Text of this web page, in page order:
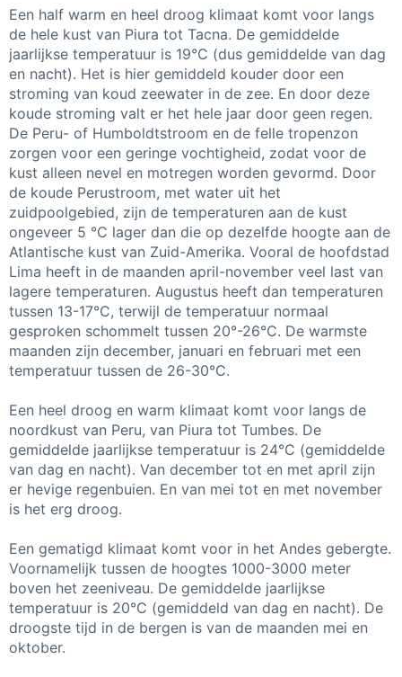
Een half warm en heel droog klimaat komt voor langs
de hele kust van Piura tot Tacna. De gemiddelde
jaarlijkse temperatuur is 19°C (dus gemiddelde van dag
en nacht). Het is hier gemiddeld kouder door een
stroming van koud zeewater in de zee. En door deze
koude stroming valt er het hele jaar door geen regen.
De Peru- of Humboldtstroom en de felle tropenzon
zorgen voor een geringe vochtigheid, zodat voor de
kust alleen nevel en motregen worden gevormd. Door
de koude Perustroom, met water uit het
zuidpoolgebied, zijn de temperaturen aan de kust
ongeveer 5 °C lager dan die op dezelfde hoogte aan de
Atlantische kust van Zuid-Amerika. Vooral de hoofdstad
Lima heeft in de maanden april-november veel last van
lagere temperaturen. Augustus heeft dan temperaturen
tussen 13-17°C, terwijl de temperatuur normaal
gesproken schommelt tussen 20°-26°C. De warmste
maanden zijn december, januari en februari met een
temperatuur tussen de 26-30°C.
Een heel droog en warm klimaat komt voor langs de
noordkust van Peru, van Piura tot Tumbes. De
gemiddelde jaarlijkse temperatuur is 24°C (gemiddelde
van dag en nacht). Van december tot en met april zijn
er hevige regenbuien. En van mei tot en met november
is het erg droog.
Een gematigd klimaat komt voor in het Andes gebergte.
Voornamelijk tussen de hoogtes 1000-3000 meter
boven het zeeniveau. De gemiddelde jaarlijkse
temperatuur is 20°C (gemiddeld van dag en nacht). De
droogste tijd in de bergen is van de maanden mei en
oktober.